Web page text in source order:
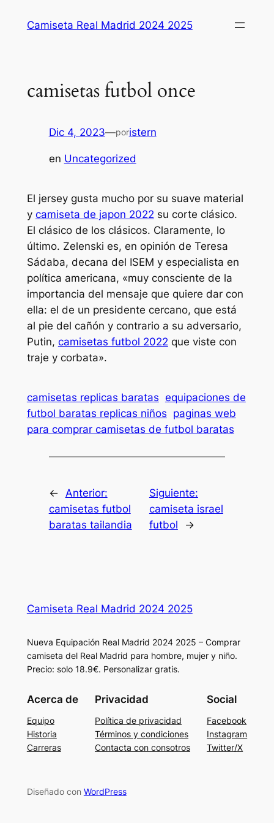
Camiseta Real Madrid 2024 2025
camisetas futbol once
Dic 4, 2023—poristern
en Uncategorized
El jersey gusta mucho por su suave material
y camiseta de japon 2022 su corte clásico.
El clásico de los clásicos. Claramente, lo
último. Zelenski es, en opinión de Teresa
Sádaba, decana del ISEM y especialista en
política americana, «muy consciente de la
importancia del mensaje que quiere dar con
ella: el de un presidente cercano, que está
al pie del cañón y contrario a su adversario,
Putin, camisetas futbol 2022 que viste con
traje y corbata».
camisetas replicas baratas equipaciones de
futbol baratas replicas niños paginas web
para comprar camisetas de futbol baratas
←
Anterior:
camisetas futbol
baratas tailandia
Siguiente:
camiseta israel
futbol
→
Camiseta Real Madrid 2024 2025
Nueva Equipación Real Madrid 2024 2025 – Comprar
camiseta del Real Madrid para hombre, mujer y niño.
Precio: solo 18.9€. Personalizar gratis.
Acerca de
Equipo
Historia
Carreras
Privacidad
Política de privacidad
Términos y condiciones
Contacta con consotros
Social
Facebook
Instagram
Twitter/X
Diseñado con WordPress